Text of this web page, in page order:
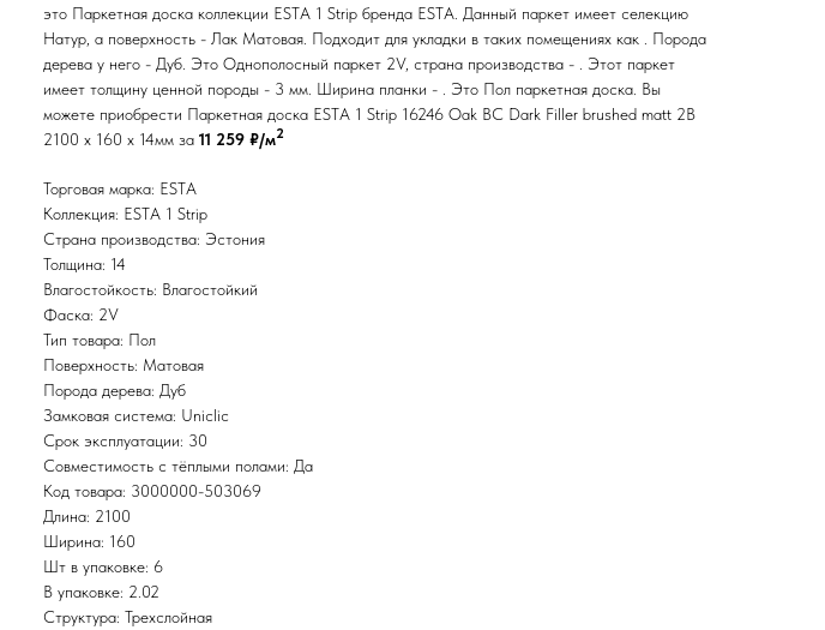
это Паркетная доска коллекции ESTA 1 Strip бренда ESTA. Данный паркет имеет селекцию
Натур, а поверхность - Лак Матовая. Подходит для укладки в таких помещениях как . Порода
дерева у него - Дуб. Это Однополосный паркет 2V, страна производства - . Этот паркет
имеет толщину ценной породы - 3 мм. Ширина планки - . Это Пол паркетная доска. Вы
можете приобрести Паркетная доска ESTA 1 Strip 16246 Oak BC Dark Filler brushed matt 2B
2100 x 160 x 14мм за 11 259 ₽/м2
Торговая марка: ESTA
Коллекция: ESTA 1 Strip
Страна производства: Эстония
Толщина: 14
Влагостойкость: Влагостойкий
Фаска: 2V
Тип товара: Пол
Поверхность: Матовая
Порода дерева: Дуб
Замковая система: Uniclic
Срок эксплуатации: 30
Совместимость с тёплыми полами: Да
Код товара: 3000000-503069
Длина: 2100
Ширина: 160
Шт в упаковке: 6
В упаковке: 2.02
Структура: Трехслойная